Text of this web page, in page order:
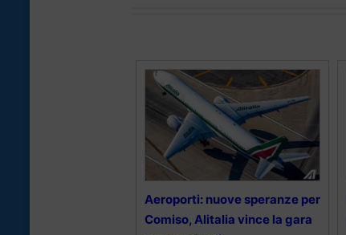
Aeroporti: nuove speranze per
Comiso, Alitalia vince la gara